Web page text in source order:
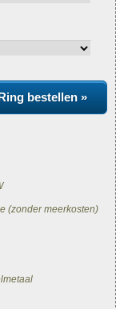
bestellen »
(zonder meerkosten)